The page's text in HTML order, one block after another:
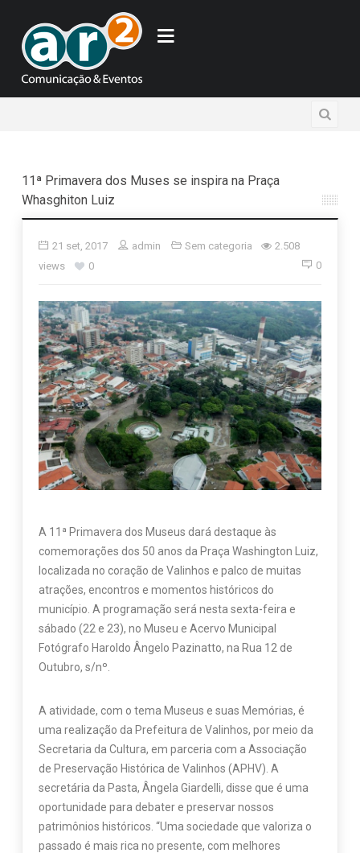
11ª Primavera dos Muses se inspira na Praça
Whasghiton Luiz
21 set, 2017 admin Sem categoria
2.508
views
0 0
A 11ª Primavera dos Museus dará destaque às
comemorações dos 50 anos da Praça Washington Luiz,
localizada no coração de Valinhos e palco de muitas
atrações, encontros e momentos históricos do
município. A programação será nesta sexta-feira e
sábado (22 e 23), no Museu e Acervo Municipal
Fotógrafo Haroldo Ângelo Pazinatto, na Rua 12 de
Outubro, s/nº.
A atividade, com o tema Museus e suas Memórias, é
uma realização da Prefeitura de Valinhos, por meio da
Secretaria da Cultura, em parceria com a Associação
de Preservação Histórica de Valinhos (APHV). A
secretária da Pasta, Ângela Giardelli, disse que é uma
oportunidade para debater e preservar nossos
patrimônios históricos. “Uma sociedade que valoriza o
passado é mais rica no presente, com melhores